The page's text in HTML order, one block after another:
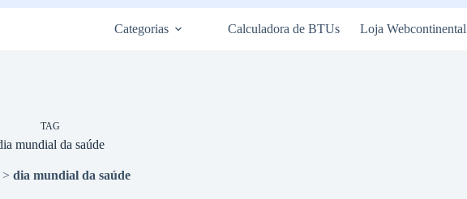
Categorias Calculadora de BTUs Loja Webcontinental
TAG
mundial da saúde
dia mundial da saúde